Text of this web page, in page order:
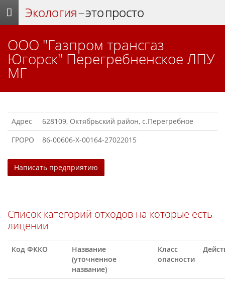
Экология– это просто
ООО "Газпром трансгаз
Югорск" Перегребненское ЛПУ
МГ
Адрес
628109, Октябрьский район, с.Перегребное
ГРОРО
86-00606-Х-00164-27022015
Написать предприятию
Список категорий отходов на которые есть
лицении
Код ФККО
Название
(уточненное
название)
Класс
опасности